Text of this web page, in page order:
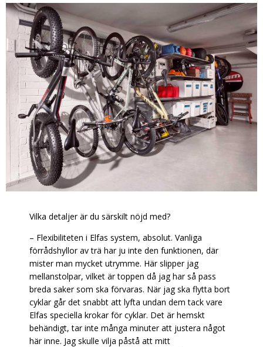
Vilka detaljer är du särskilt nöjd med?
– Flexibiliteten i Elfas system, absolut. Vanliga
förrådshyllor av trä har ju inte den funktionen, där
mister man mycket utrymme. Här slipper jag
mellanstolpar, vilket är toppen då jag har så pass
breda saker som ska förvaras. När jag ska flytta bort
cyklar går det snabbt att lyfta undan dem tack vare
Elfas speciella krokar för cyklar. Det är hemskt
behändigt, tar inte många minuter att justera något
här inne. Jag skulle vilja påstå att mitt